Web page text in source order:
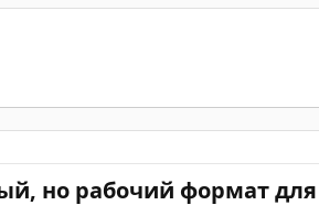
но рабочий формат